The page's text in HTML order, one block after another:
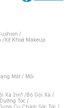
/
/Xịt Khoá Makeup
Mắt / Môi
Xả 2in1 /Bộ Gội Xả /
Tóc /
Cụ Chăm Sóc Tóc /